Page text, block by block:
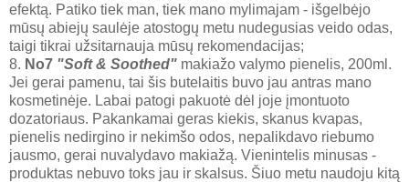
efektą. Patiko tiek man, tiek mano mylimajam - išgelbėjo
mūsų abiejų saulėje atostogų metu nudegusias veido odas,
taigi tikrai užsitarnauja mūsų rekomendacijas;
8. No7 "Soft & Soothed" makiažo valymo pienelis, 200ml.
Jei gerai pamenu, tai šis butelaitis buvo jau antras mano
kosmetinėje. Labai patogi pakuotė dėl joje įmontuoto
dozatoriaus. Pakankamai geras kiekis, skanus kvapas,
pienelis nedirgino ir nekimšo odos, nepalikdavo riebumo
jausmo, gerai nuvalydavo makiažą. Vienintelis minusas -
produktas nebuvo toks jau ir skalsus. Šiuo metu naudoju kitą